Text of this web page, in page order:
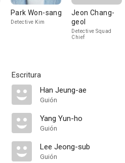
Park Won-sang
Detective Kim
Jeon Chang-
geol
Detective Squad
Chief
Escritura
Han Jeung-ae
Guión
Yang Yun-ho
Guión
Lee Jeong-sub
Guión